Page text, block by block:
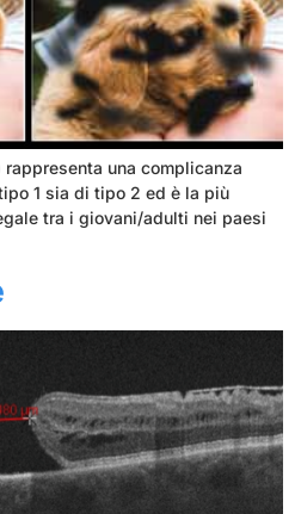
una complicanza
1 sia di tipo 2 ed è la più
tra i giovani/adulti nei paesi